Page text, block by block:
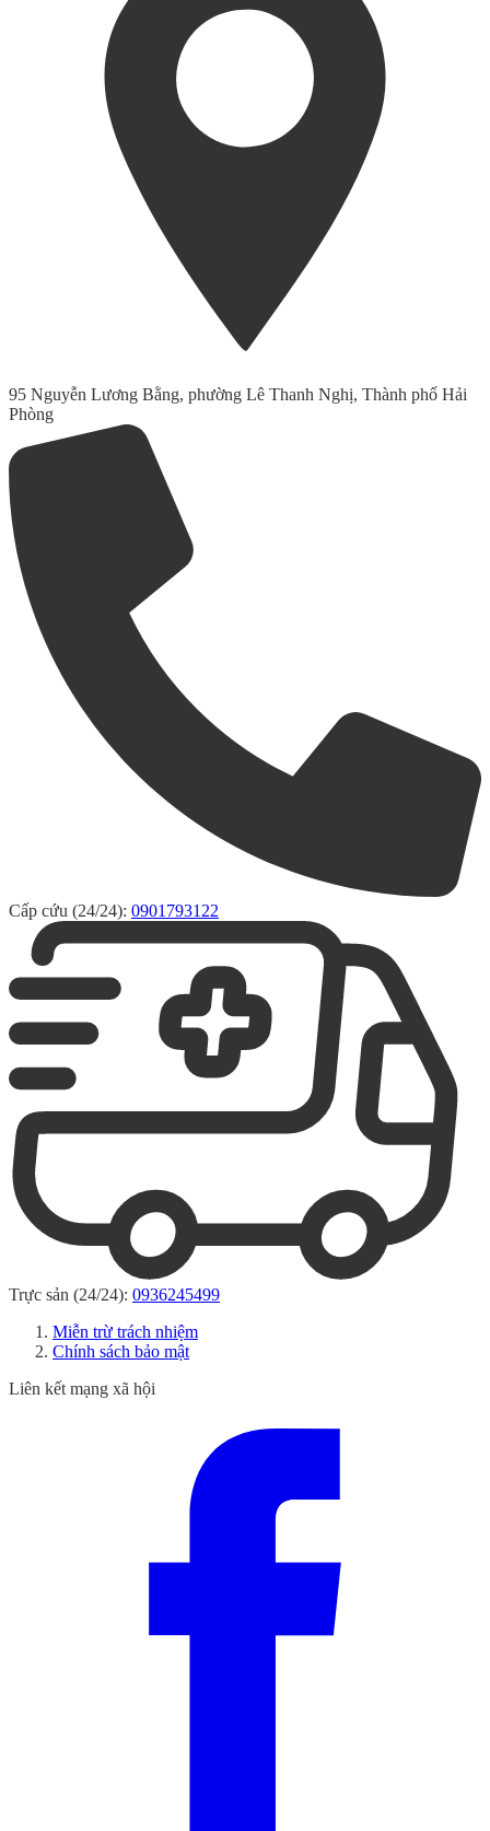
95 Nguyễn Lương Bằng, phường Lê Thanh Nghị, Thành phố Hải
Phòng
Cấp cứu (24/24): 0901793122
Trực sản (24/24): 0936245499
Miễn trừ trách nhiệm
Chính sách bảo mật
Liên kết mạng xã hội